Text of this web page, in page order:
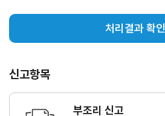
처리결과 확인
신고항목
부조리 신고